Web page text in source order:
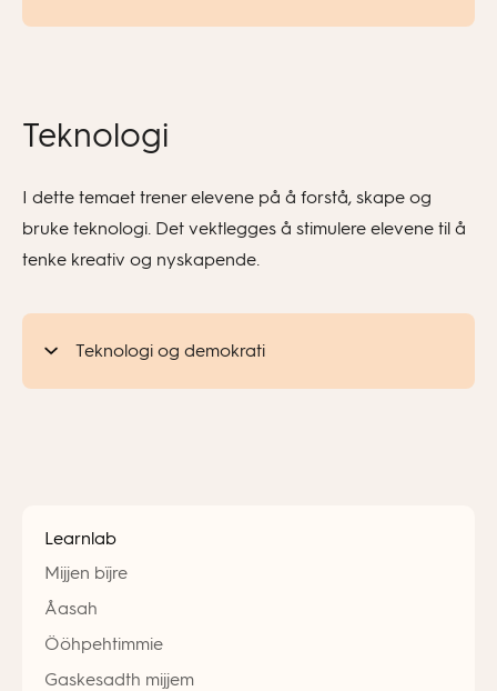
Teknologi
I dette temaet trener elevene på å forstå, skape og
bruke teknologi. Det vektlegges å stimulere elevene til å
tenke kreativ og nyskapende.
Teknologi og demokrati
Learnlab
Mijjen bïjre
Åasah
Ööhpehtimmie
Gaskesadth mijjem